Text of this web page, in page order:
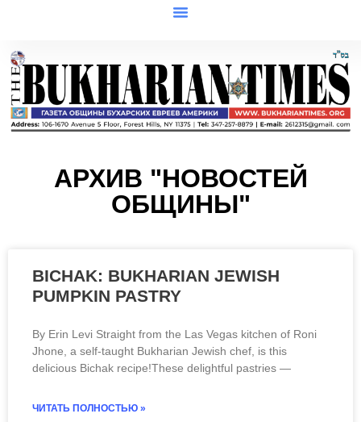
АРХИВ "НОВОСТЕЙ
ОБЩИНЫ"
BICHAK: BUKHARIAN JEWISH
PUMPKIN PASTRY
By Erin Levi Straight from the Las Vegas kitchen of Roni
Jhone, a self-taught Bukharian Jewish chef, is this
delicious Bichak recipe!These delightful pastries —
ЧИТАТЬ ПОЛНОСТЬЮ »